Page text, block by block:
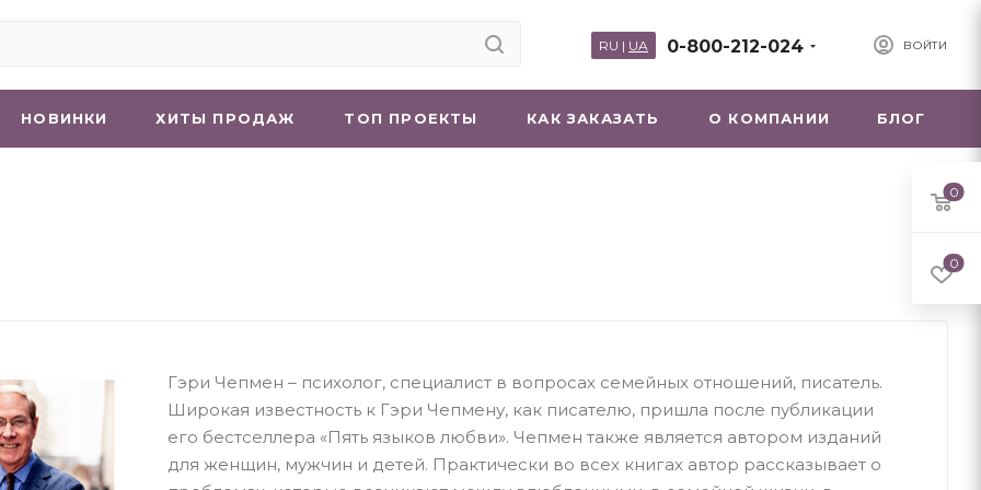
ВОЙТИ
0-800-212-024
RU | UA
НОВИНКИ ХИТЫ ПРОДАЖ ТОП ПРОЕКТЫ КАК ЗАКАЗАТЬ О КОМПАНИИ БЛОГ
Гэри Чепмен – психолог, специалист в вопросах семейных отношений, писатель.
Широкая известность к Гэри Чепмену, как писателю, пришла после публикации
его бестселлера «Пять языков любви». Чепмен также является автором изданий
для женщин, мужчин и детей. Практически во всех книгах автор рассказывает о
0
0